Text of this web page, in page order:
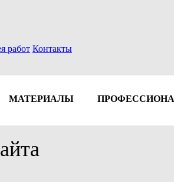
работ Контакты
МАТЕРИАЛЫ